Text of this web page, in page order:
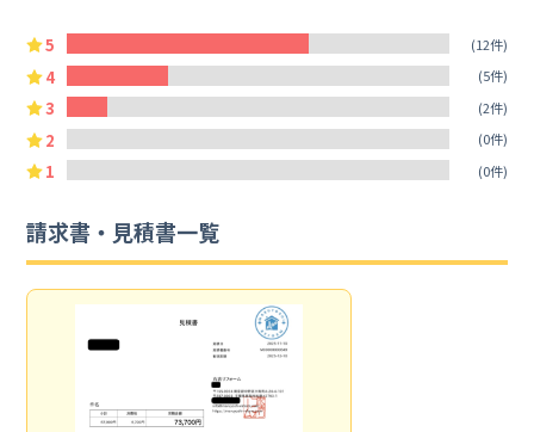
5 (12件)
4 (5件)
3 (2件)
2 (0件)
1 (0件)
請求書・見積書一覧